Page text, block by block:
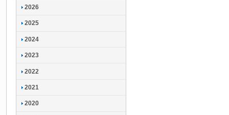
2026
2025
2024
2023
2022
2021
2020